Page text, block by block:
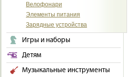
Велофонари
Элементы питания
Зарядные устройства
Игры и наборы
Детям
Музыкальные инструменты